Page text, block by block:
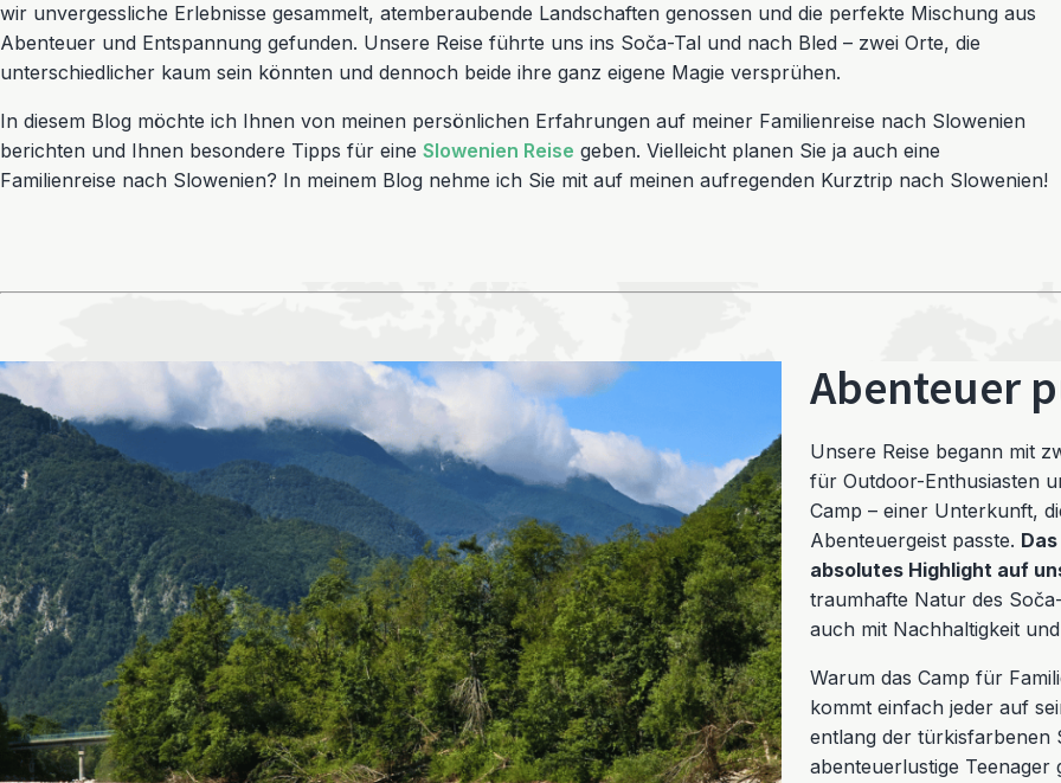
wir unvergessliche Erlebnisse gesammelt, atemberaubende Landschaften genossen und die perfekte Mischung aus
Abenteuer und Entspannung gefunden. Unsere Reise führte uns ins Soča-Tal und nach Bled – zwei Orte, die
unterschiedlicher kaum sein könnten und dennoch beide ihre ganz eigene Magie versprühen.
In diesem Blog möchte ich Ihnen von meinen persönlichen Erfahrungen auf meiner Familienreise nach Slowenien
berichten und Ihnen besondere Tipps für eine Slowenien Reise geben. Vielleicht planen Sie ja auch eine
Familienreise nach Slowenien? In meinem Blog nehme ich Sie mit auf meinen aufregenden Kurztrip nach Slowenien!
Abenteuer
Unsere Reise begann mit
für Outdoor-Enthusiasten
Camp – einer Unterkunft,
Abenteuergeist passte.
absolutes Highlight auf
traumhafte Natur des
auch mit Nachhaltigkeit
Warum das Camp für
kommt einfach jeder auf
entlang der türkisfarbenen
abenteuerlustige Teenager